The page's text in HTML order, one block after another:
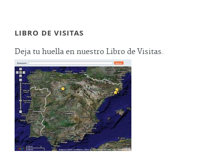
LIBRO DE VISITAS
Deja tu huella en nuestro Libro de Visitas.